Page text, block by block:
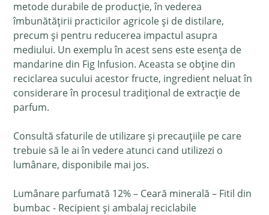
metode durabile de producție, în vederea
îmbunătățirii practicilor agricole și de distilare,
precum și pentru reducerea impactul asupra
mediului. Un exemplu în acest sens este esența de
mandarine din Fig Infusion. Aceasta se obține din
reciclarea sucului acestor fructe, ingredient neluat în
considerare în procesul tradițional de extracție de
parfum.
Consultă sfaturile de utilizare și precauțiile pe care
trebuie să le ai în vedere atunci cand utilizezi o
lumânare, disponibile mai jos.
Lumânare parfumată 12% – Ceară minerală – Fitil din
bumbac - Recipient și ambalaj reciclabile